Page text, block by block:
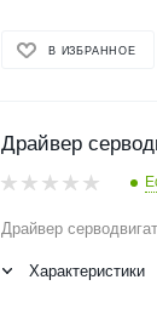
В ИЗБРАННОЕ
Драйвер
Драйвер
Характеристики